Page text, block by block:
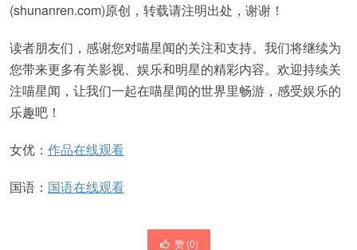
(shunanren.com)原创，转载请注明出处，谢谢！
读者朋友们，感谢您对喵星闻的关注和支持。我们将继续为
您带来更多有关影视、娱乐和明星的精彩内容。欢迎持续关
注喵星闻，让我们一起在喵星闻的世界里畅游，感受娱乐的
乐趣吧！
女优： 作品在线观看
国语： 国语在线观看
赞 (0)